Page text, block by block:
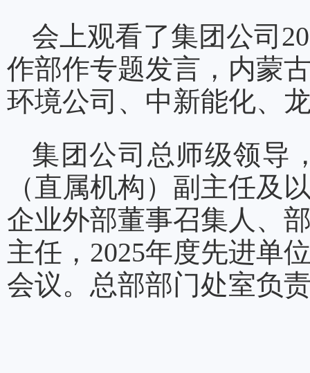
会上观看了集团公司
作部作专题发言，内蒙
环境公司、中新能化、
集团公司总师级领导
（直属机构）副主任及
企业外部董事召集人、
主任，2025年度先进单
会议。总部部门处室负